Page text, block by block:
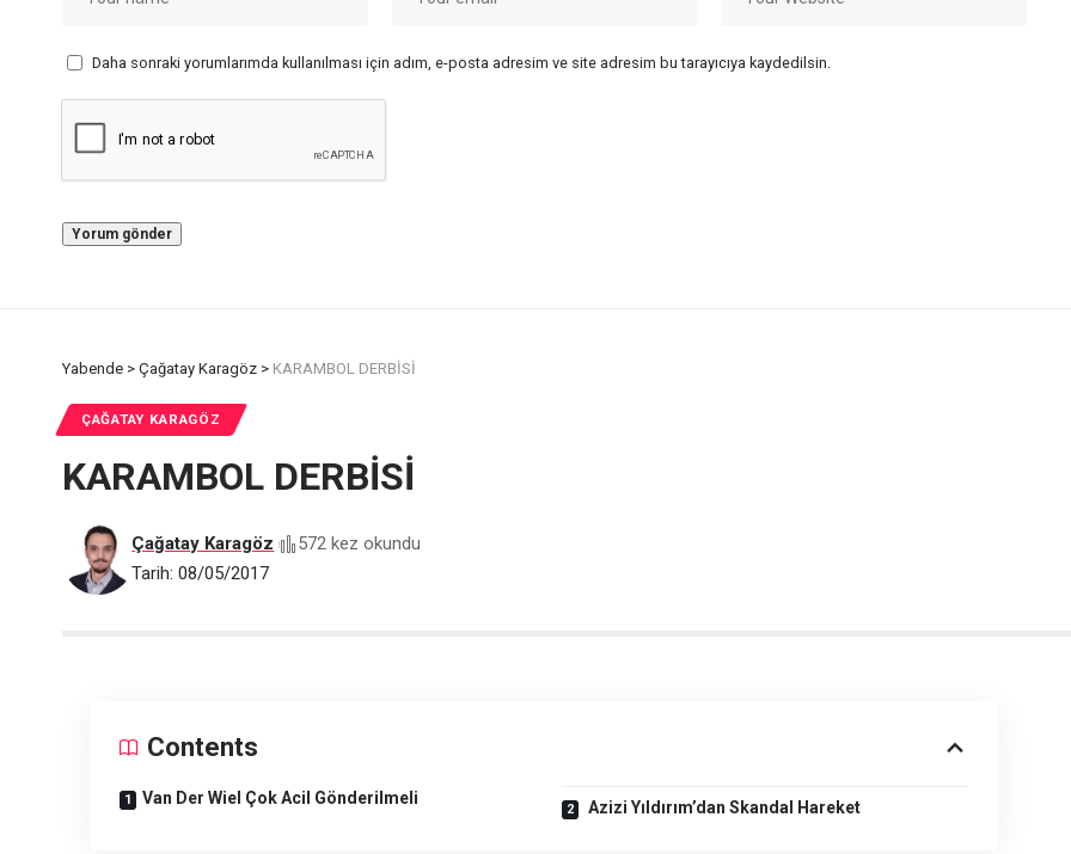
Daha sonraki yorumlarımda kullanılması için adım, e-posta adresim ve site adresim bu tarayıcıya kaydedilsin.
Yabende > Çağatay Karagöz > KARAMBOL DERBİSİ
ÇAĞATAY KARAGÖZ
KARAMBOL DERBİSİ
Tarih: 08/05/2017
Çağatay Karagöz 572 kez okundu
Contents
Van Der Wiel Çok Acil Gönderilmeli Azizi Yıldırım’dan Skandal Hareket